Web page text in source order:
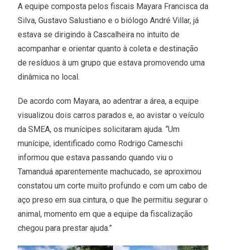
A equipe composta pelos fiscais Mayara Francisca da
Silva, Gustavo Salustiano e o biólogo André Villar, já
estava se dirigindo à Cascalheira no intuito de
acompanhar e orientar quanto à coleta e destinação
de resíduos à um grupo que estava promovendo uma
dinâmica no local.
De acordo com Mayara, ao adentrar a área, a equipe
visualizou dois carros parados e, ao avistar o veículo
da SMEA, os munícipes solicitaram ajuda. “Um
munícipe, identificado como Rodrigo Cameschi
informou que estava passando quando viu o
Tamanduá aparentemente machucado, se aproximou
constatou um corte muito profundo e com um cabo de
aço preso em sua cintura, o que lhe permitiu segurar o
animal, momento em que a equipe da fiscalização
chegou para prestar ajuda.”